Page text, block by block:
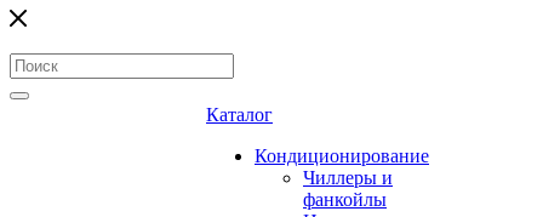
Каталог
Кондиционирование
Чиллеры и
фанкойлы